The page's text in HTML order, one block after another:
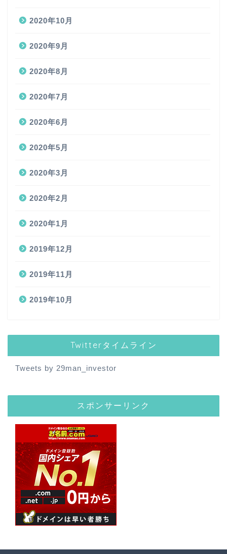
2020年10月
2020年9月
2020年8月
2020年7月
2020年6月
2020年5月
2020年3月
2020年2月
2020年1月
2019年12月
2019年11月
2019年10月
Twitterタイムライン
Tweets by 29man_investor
スポンサーリンク